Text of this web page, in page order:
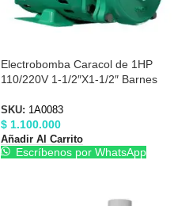
Electrobomba Caracol de 1HP
110/220V 1-1/2″X1-1/2″ Barnes
SKU: 1A0083
$ 1.100.000
Añadir Al Carrito
Escríbenos por WhatsApp